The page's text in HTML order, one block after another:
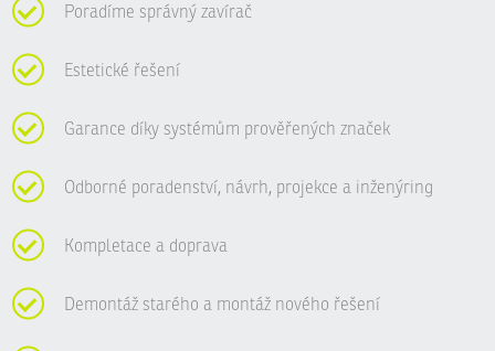
Poradíme správný zavírač
Estetické řešení
Garance díky systémům prověřených značek
Odborné poradenství, návrh, projekce a inženýring
Kompletace a doprava
Demontáž starého a montáž nového řešení